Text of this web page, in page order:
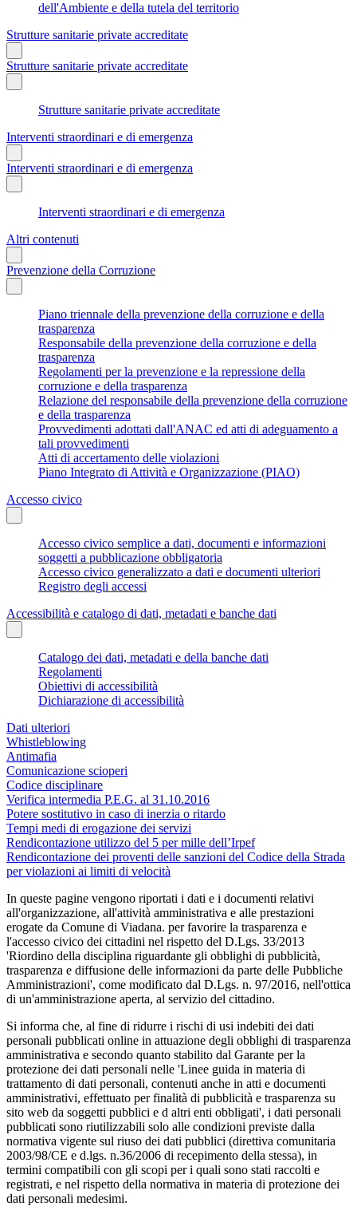
dell'Ambiente e della tutela del territorio
Strutture sanitarie private accreditate
Strutture sanitarie private accreditate
Strutture sanitarie private accreditate
Interventi straordinari e di emergenza
Interventi straordinari e di emergenza
Interventi straordinari e di emergenza
Altri contenuti
Prevenzione della Corruzione
Piano triennale della prevenzione della corruzione e della
trasparenza
Responsabile della prevenzione della corruzione e della
trasparenza
Regolamenti per la prevenzione e la repressione della
corruzione e della trasparenza
Relazione del responsabile della prevenzione della corruzione
e della trasparenza
Provvedimenti adottati dall'ANAC ed atti di adeguamento a
tali provvedimenti
Atti di accertamento delle violazioni
Piano Integrato di Attività e Organizzazione (PIAO)
Accesso civico
Accesso civico semplice a dati, documenti e informazioni
soggetti a pubblicazione obbligatoria
Accesso civico generalizzato a dati e documenti ulteriori
Registro degli accessi
Accessibilità e catalogo di dati, metadati e banche dati
Catalogo dei dati, metadati e della banche dati
Regolamenti
Obiettivi di accessibilità
Dichiarazione di accessibilità
Dati ulteriori
Whistleblowing
Antimafia
Comunicazione scioperi
Codice disciplinare
Verifica intermedia P.E.G. al 31.10.2016
Potere sostitutivo in caso di inerzia o ritardo
Tempi medi di erogazione dei servizi
Rendicontazione utilizzo del 5 per mille dell’Irpef
Rendicontazione dei proventi delle sanzioni del Codice della Strada
per violazioni ai limiti di velocità
In queste pagine vengono riportati i dati e i documenti relativi
all'organizzazione, all'attività amministrativa e alle prestazioni
erogate da Comune di Viadana. per favorire la trasparenza e
l'accesso civico dei cittadini nel rispetto del D.Lgs. 33/2013
'Riordino della disciplina riguardante gli obblighi di pubblicità,
trasparenza e diffusione delle informazioni da parte delle Pubbliche
Amministrazioni', come modificato dal D.Lgs. n. 97/2016, nell'ottica
di un'amministrazione aperta, al servizio del cittadino.
Si informa che, al fine di ridurre i rischi di usi indebiti dei dati
personali pubblicati online in attuazione degli obblighi di trasparenza
amministrativa e secondo quanto stabilito dal Garante per la
protezione dei dati personali nelle 'Linee guida in materia di
trattamento di dati personali, contenuti anche in atti e documenti
amministrativi, effettuato per finalità di pubblicità e trasparenza su
sito web da soggetti pubblici e d altri enti obbligati', i dati personali
pubblicati sono riutilizzabili solo alle condizioni previste dalla
normativa vigente sul riuso dei dati pubblici (direttiva comunitaria
2003/98/CE e d.lgs. n.36/2006 di recepimento della stessa), in
termini compatibili con gli scopi per i quali sono stati raccolti e
registrati, e nel rispetto della normativa in materia di protezione dei
dati personali medesimi.